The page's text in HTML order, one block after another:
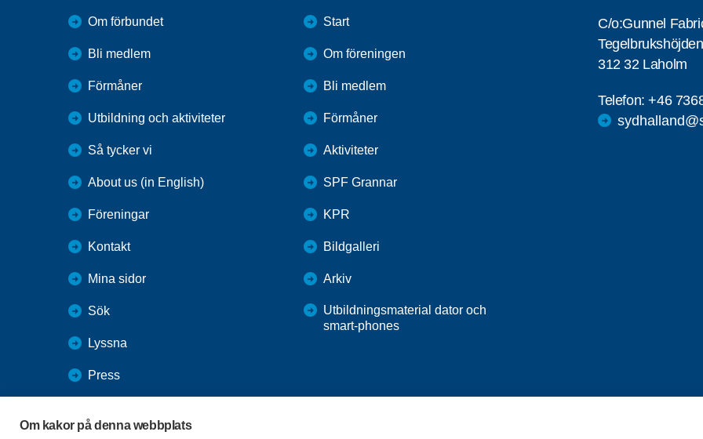
Om kakor på denna webbplats
Om förbundet
Bli medlem
Förmåner
Utbildning och aktiviteter
Så tycker vi
About us (in English)
Föreningar
Kontakt
Mina sidor
Sök
Lyssna
Press
Start
Om föreningen
Bli medlem
Förmåner
Aktiviteter
SPF Grannar
KPR
Bildgalleri
Arkiv
Utbildningsmaterial dator och
smart-phones
C/o:Gunnel
312 32 Laholm
Telefon:+46